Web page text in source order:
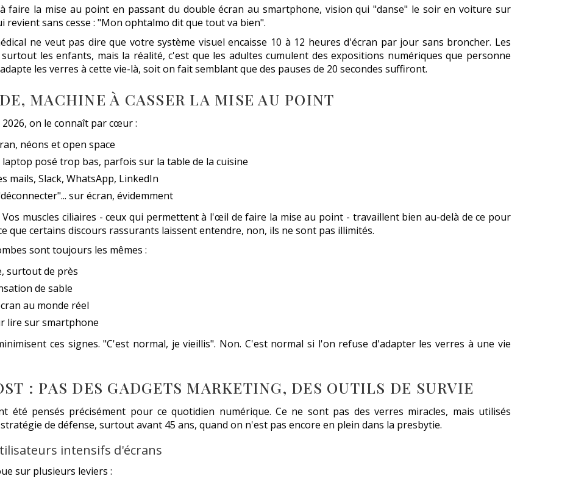
faire la mise au point en passant du double écran au smartphone, vision qui "danse" le soir en voiture sur
revient sans cesse : "Mon ophtalmo dit que tout va bien".
ne veut pas dire que votre système visuel encaisse 10 à 12 heures d'écran par jour sans broncher. Les
les enfants, mais la réalité, c'est que les adultes cumulent des expositions numériques que personne
les verres à cette vie-là, soit on fait semblant que des pauses de 20 secondes suffiront.
MACHINE À CASSER LA MISE AU POINT
on le connaît par cœur :
néons et open space
posé trop bas, parfois sur la table de la cuisine
Slack, WhatsApp, LinkedIn
sur écran, évidemment
muscles ciliaires - ceux qui permettent à l'œil de faire la mise au point - travaillent bien au-delà de ce pour
que certains discours rassurants laissent entendre, non, ils ne sont pas illimités.
sont toujours les mêmes :
surtout de près
de sable
au monde réel
lire sur smartphone
ces signes. "C'est normal, je vieillis". Non. C'est normal si l'on refuse d'adapter les verres à une vie
: PAS DES GADGETS MARKETING, DES OUTILS DE SURVIE
été pensés précisément pour ce quotidien numérique. Ce ne sont pas des verres miracles, mais utilisés
de défense, surtout avant 45 ans, quand on n'est pas encore en plein dans la presbytie.
intensifs d'écrans
sur plusieurs leviers :